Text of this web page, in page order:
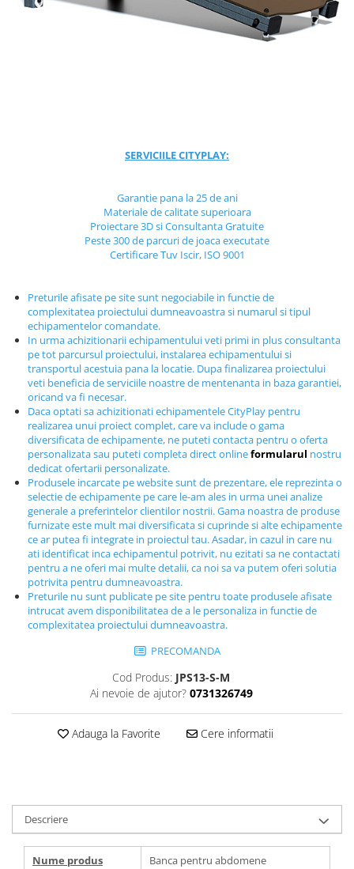
Fotbal si Handbal
Street Workout
Terenuri Multisport
Trasee Ninja
Echipamente fitness
Mese de jocuri
MOBILIER URBAN
Garduri/Imprejmuiri
Cosuri de gunoi
Panouri pentru informare/Marcaje
Foisoare si pergole
Rastel Biciclete
Banci
SERVICIILE CITYPLAY:
Garantie pana la 25 de ani
Materiale de calitate superioara
Proiectare 3D si Consultanta Gratuite
Peste 300 de parcuri de joaca executate
Certificare Tuv Iscir, ISO 9001
Preturile afisate pe site sunt negociabile in functie de
complexitatea proiectului dumneavoastra si numarul si tipul
echipamentelor comandate.
In urma achizitionarii echipamentului veti primi in plus consultanta
pe tot parcursul proiectului, instalarea echipamentului si
transportul acestuia pana la locatie. Dupa finalizarea proiectului
veti beneficia de serviciile noastre de mentenanta in baza garantiei,
oricand va fi necesar.
Daca optati sa achizitionati echipamentele CityPlay pentru
realizarea unui proiect complet, care va include o gama
diversificata de echipamente, ne puteti contacta pentru o oferta
personalizata sau puteti completa direct onlineformularul nostru
dedicat ofertarii personalizate.
Produsele incarcate pe website sunt de prezentare, ele reprezinta o
selectie de echipamente pe care le-am ales in urma unei analize
generale a preferintelor clientilor nostrii. Gama noastra de produse
furnizate este mult mai diversificata si cuprinde si alte echipamente
ce ar putea fi integrate in proiectul tau. Asadar, in cazul in care nu
ati identificat inca echipamentul potrivit, nu ezitati sa ne contactati
pentru a ne oferi mai multe detalii, ca noi sa va putem oferi solutia
potrivita pentru dumneavoastra.
Preturile nu sunt publicate pe site pentru toate produsele afisate
intrucat avem disponibilitatea de a le personaliza in functie de
complexitatea proiectului dumneavoastra.
PRECOMANDA
Cod Produs: JPS13-S-M
Ai nevoie de ajutor? 0731326749
Adauga la Favorite Cere informatii
Descriere
Nume produs
Banca pentru abdomene